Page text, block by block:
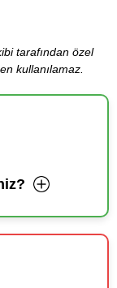
tarafından özel
kullanılamaz.